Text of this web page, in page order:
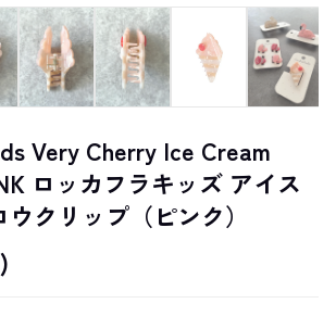
Very Cherry Ice Cream
ロッカフラキッズ アイス
クリップ（ピンク）